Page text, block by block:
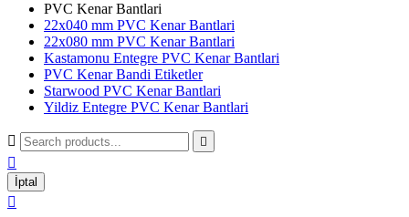
PVC Kenar Bantlari
22x040 mm PVC Kenar Bantlari
22x080 mm PVC Kenar Bantlari
Kastamonu Entegre PVC Kenar Bantlari
PVC Kenar Bandi Etiketler
Starwood PVC Kenar Bantlari
Yildiz Entegre PVC Kenar Bantlari
 

İptal
